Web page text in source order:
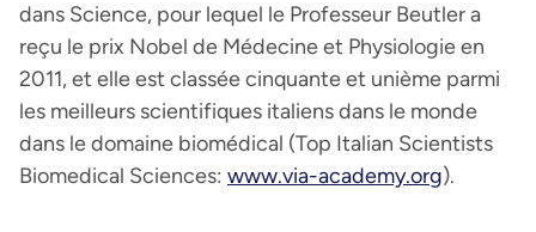
dans Science, pour lequel le Professeur Beutler a
reçu le prix Nobel de Médecine et Physiologie en
2011, et elle est classée cinquante et unième parmi
les meilleurs scientifiques italiens dans le monde
dans le domaine biomédical (Top Italian Scientists
Biomedical Sciences: www.via-academy.org).